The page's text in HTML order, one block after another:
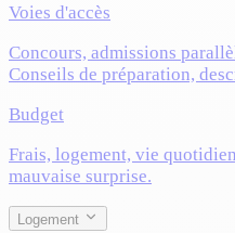
Voies d'accès
Concours, admissions
Conseils de préparation,
Budget
Frais, logement, vie
mauvaise surprise.
Logement